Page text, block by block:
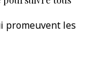
promeuvent les